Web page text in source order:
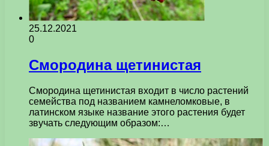
25.12.2021
0
Смородина щетинистая
Смородина щетинистая входит в число растений
семейства под названием камнеломковые, в
латинском языке название этого растения будет
звучать следующим образом:…